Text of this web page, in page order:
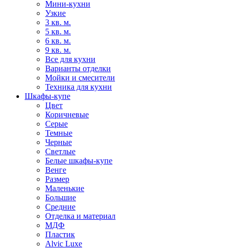
Мини-кухни
Узкие
3 кв. м.
5 кв. м.
6 кв. м.
9 кв. м.
Все для кухни
Варианты отделки
Мойки и смесители
Техника для кухни
Шкафы-купе
Цвет
Коричневые
Серые
Темные
Черные
Светлые
Белые шкафы-купе
Венге
Размер
Маленькие
Большие
Средние
Отделка и материал
МДФ
Пластик
Alvic Luxe